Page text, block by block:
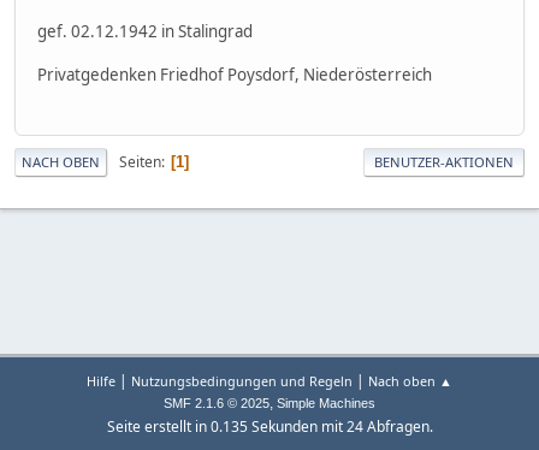
gef. 02.12.1942 in Stalingrad
Privatgedenken Friedhof Poysdorf, Niederösterreich
NACH OBEN Seiten 1 BENUTZER-AKTIONEN
Hilfe | Nutzungsbedingungen und Regeln | Nach oben ▲
SMF 2.1.6 © 2025, Simple Machines
Seite erstellt in 0.135 Sekunden mit 24 Abfragen.